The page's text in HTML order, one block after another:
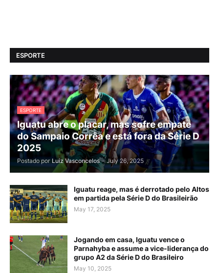
ESPORTE
ESPORTE
Iguatu abre o placar, mas sofre empate
do Sampaio Corrêa e está fora da Série D
2025
Postado por Luiz Vasconcelos - July 26, 2025
Iguatu reage, mas é derrotado pelo Altos
em partida pela Série D do Brasileirão
May 17, 2025
Jogando em casa, Iguatu vence o
Parnahyba e assume a vice-liderança do
grupo A2 da Série D do Brasileiro
May 10, 2025